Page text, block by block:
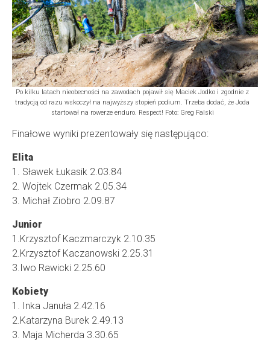
Po kilku latach nieobecności na zawodach pojawił się Maciek Jodko i zgodnie z
tradycją od razu wskoczył na najwyższy stopień podium. Trzeba dodać, że Joda
startował na rowerze enduro. Respect! Foto: Greg Falski
Finałowe wyniki prezentowały się następująco:
Elita
1. Sławek Łukasik 2.03.84
2. Wojtek Czermak 2.05.34
3. Michał Ziobro 2.09.87
Junior
1.Krzysztof Kaczmarczyk 2.10.35
2.Krzysztof Kaczanowski 2.25.31
3.Iwo Rawicki 2.25.60
Kobiety
1. Inka Januła 2.42.16
2.Katarzyna Burek 2.49.13
3. Maja Micherda 3.30.65